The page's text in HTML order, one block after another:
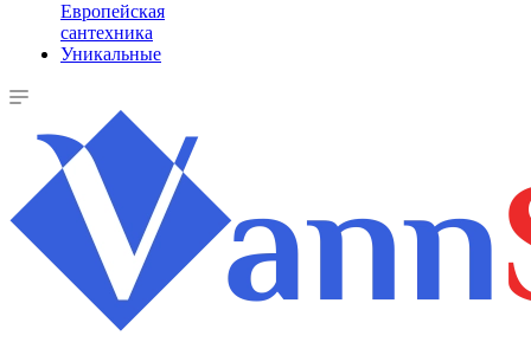
Европейская
сантехника
Уникальные